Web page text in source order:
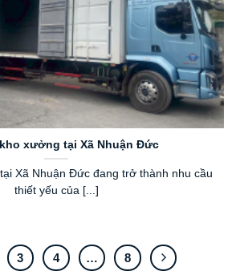
xưởng tại Xã Nhuận Đức
Xã Nhuận Đức đang trở thành nhu cầu
thiết yếu của [...]
3 4 … 8